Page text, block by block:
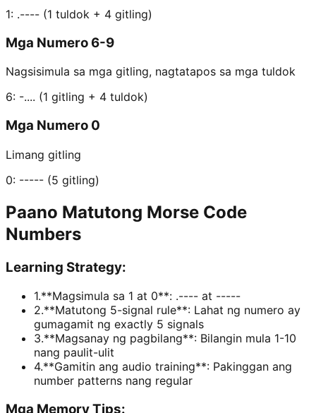
1: .---- (1 tuldok + 4 gitling)
Mga Numero 6-9
Nagsisimula sa mga gitling, nagtatapos sa mga tuldok
6: -.... (1 gitling + 4 tuldok)
Mga Numero 0
Limang gitling
0: ----- (5 gitling)
Paano Matutong Morse Code
Numbers
Learning Strategy:
1.**Magsimula sa 1 at 0**: .---- at -----
2.**Matutong 5-signal rule**: Lahat ng numero ay
gumagamit ng exactly 5 signals
3.**Magsanay ng pagbilang**: Bilangin mula 1-10
nang paulit-ulit
4.**Gamitin ang audio training**: Pakinggan ang
number patterns nang regular
Mga Memory Tips: